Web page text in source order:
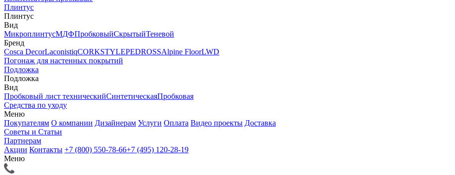
Плинтус
Плинтус
Вид
МикроплинтусМДФПробковыйСкрытыйТеневой
Бренд
Cosca DecorLaconistiqCORKSTYLEPEDROSSAlpine FloorLWD
Погонаж для настенных покрытий
Подложка
Подложка
Вид
Пробковый лист техническийСинтетическаяПробковая
Средства по уходу
Меню
Покупателям О компании Дизайнерам Услуги Оплата Видео проекты Доставка
Советы и Статьи
Партнерам
Акции Контакты +7 (800) 550-78-66+7 (495) 120-28-19
Меню